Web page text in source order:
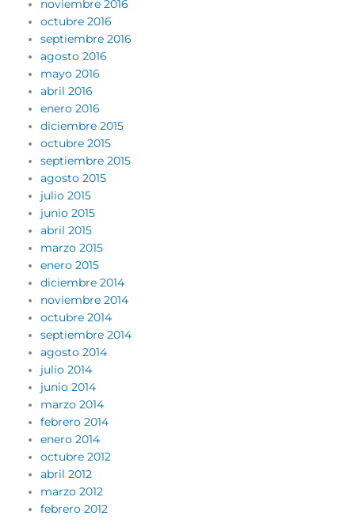
noviembre 2016
octubre 2016
septiembre 2016
agosto 2016
mayo 2016
abril 2016
enero 2016
diciembre 2015
octubre 2015
septiembre 2015
agosto 2015
julio 2015
junio 2015
abril 2015
marzo 2015
enero 2015
diciembre 2014
noviembre 2014
octubre 2014
septiembre 2014
agosto 2014
julio 2014
junio 2014
marzo 2014
febrero 2014
enero 2014
octubre 2012
abril 2012
marzo 2012
febrero 2012